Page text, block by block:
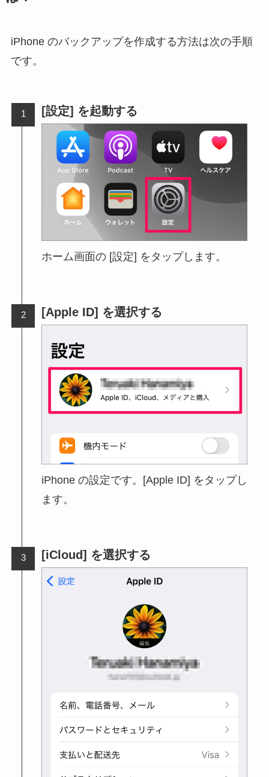
iPhone のバックアップを作成する方法は次の手順
です。
[設定] を起動する
ホーム画面の [設定] をタップします。
[Apple ID] を選択する
iPhone の設定です。[Apple ID] をタップし
ます。
[iCloud] を選択する